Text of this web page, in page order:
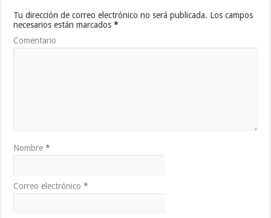
Tu dirección de correo electrónico no será publicada. Los campos
necesarios están marcados*
Comentario
Nombre*
Correo electrónico*